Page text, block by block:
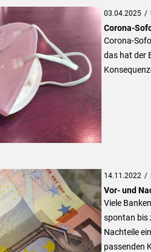
03.04.2025
Corona-
Corona-
das hat der
14.11.2022
Vor- und
Viele
spontan bis
Nachteile
passenden